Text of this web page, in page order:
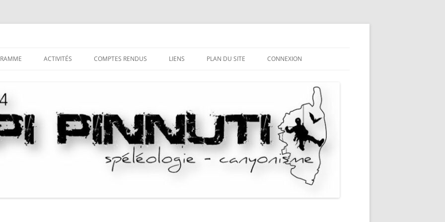
LA SAGA DU LOCAL
ACTIVITÉS
S’INITIER AUX TECHNIQUES
SPÉLÉO
SE PERFECTIONNER
LA PROSPECTION
COMPTES RENDUS
COMPTES-RENDUS DES CAMPS
COMPTES-RENDUS DES STAGES
PUBLICATIONS “NUSTRALE”
LES SAGAS
LIENS PLAN DU SITE CONNEXION